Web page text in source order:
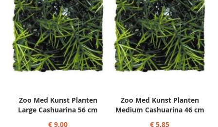
Zoo Med Kunst Planten
Large Cashuarina 56 cm
€ 9,00
Zoo Med Kunst Planten
Medium Cashuarina 46 cm
€ 5,85